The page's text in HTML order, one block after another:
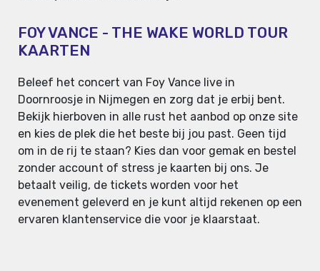
FOY VANCE - THE WAKE WORLD TOUR
KAARTEN
Beleef het concert van Foy Vance live in
Doornroosje in Nijmegen en zorg dat je erbij bent.
Bekijk hierboven in alle rust het aanbod op onze site
en kies de plek die het beste bij jou past. Geen tijd
om in de rij te staan? Kies dan voor gemak en bestel
zonder account of stress je kaarten bij ons. Je
betaalt veilig, de tickets worden voor het
evenement geleverd en je kunt altijd rekenen op een
ervaren klantenservice die voor je klaarstaat.